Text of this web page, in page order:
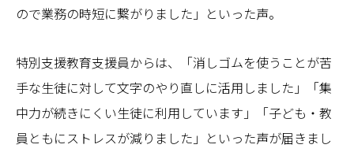
ので業務の時短に繋がりました」といった声。
特別支援教育支援員からは、「消しゴムを使うことが苦
手な生徒に対して文字のやり直しに活用しました」「集
中力が続きにくい生徒に利用しています」「子ども・教
員ともにストレスが減りました」といった声が届きまし